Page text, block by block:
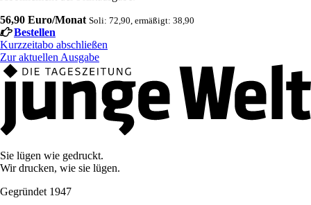
56,90 Euro/Monat Soli: 72,90, ermäßigt: 38,90
Bestellen
Kurzzeitabo abschließen
Zur aktuellen Ausgabe
Sie lügen wie gedruckt.
Wir drucken, wie sie lügen.
Gegründet 1947